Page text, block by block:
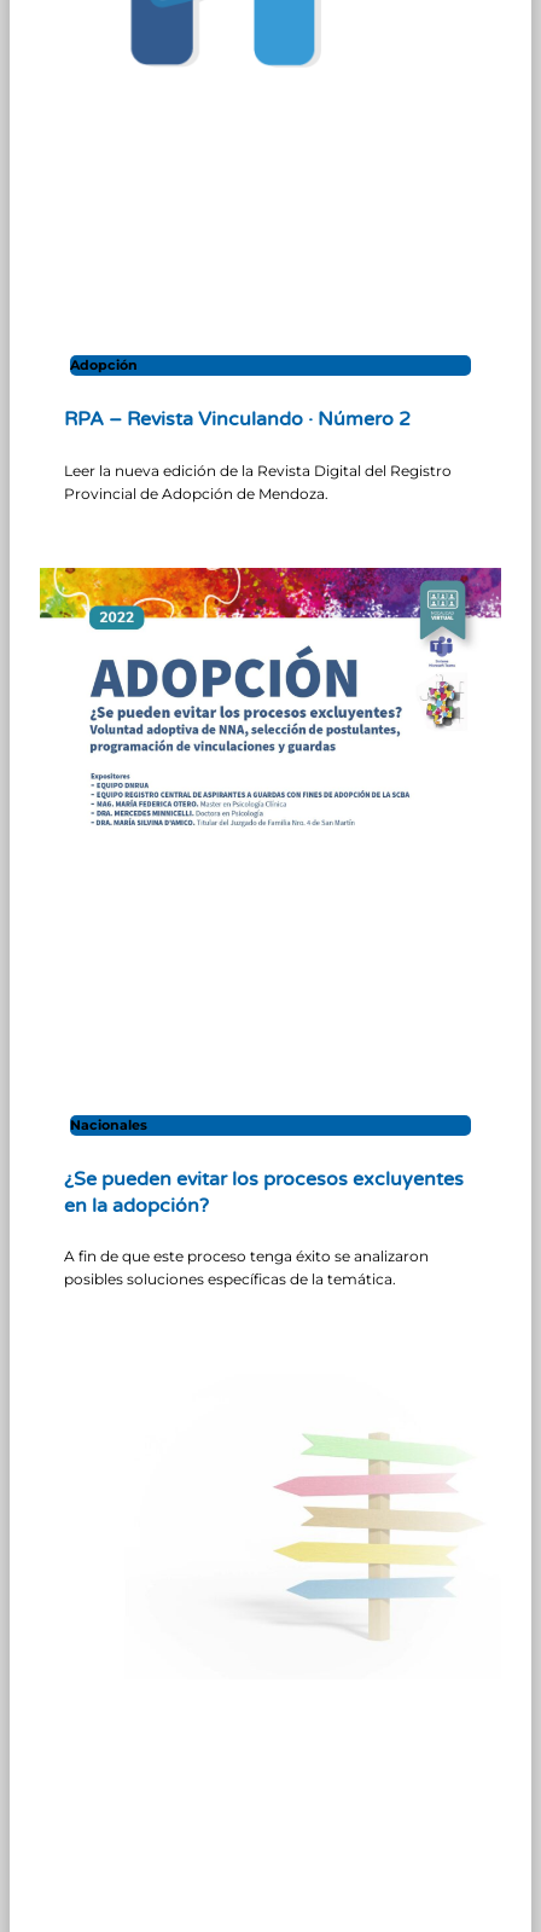
Adopción
RPA – Revista Vinculando · Número 2
Leer la nueva edición de la Revista Digital del Registro
Provincial de Adopción de Mendoza.
Nacionales
¿Se pueden evitar los procesos excluyentes
en la adopción?
A fin de que este proceso tenga éxito se analizaron
posibles soluciones específicas de la temática.